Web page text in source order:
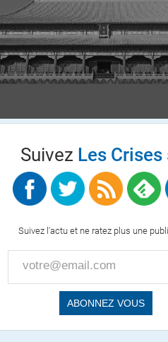
Suivez Les Crises
Suivez l'actu et ne ratez plus une